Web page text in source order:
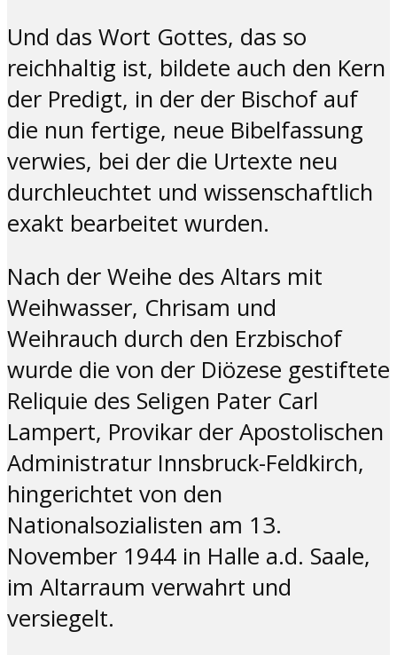
Und das Wort Gottes, das so
reichhaltig ist, bildete auch den Kern
der Predigt, in der der Bischof auf
die nun fertige, neue Bibelfassung
verwies, bei der die Urtexte neu
durchleuchtet und wissenschaftlich
exakt bearbeitet wurden.
Nach der Weihe des Altars mit
Weihwasser, Chrisam und
Weihrauch durch den Erzbischof
wurde die von der Diözese gestiftete
Reliquie des Seligen Pater Carl
Lampert, Provikar der Apostolischen
Administratur Innsbruck-Feldkirch,
hingerichtet von den
Nationalsozialisten am 13.
November 1944 in Halle a.d. Saale,
im Altarraum verwahrt und
versiegelt.